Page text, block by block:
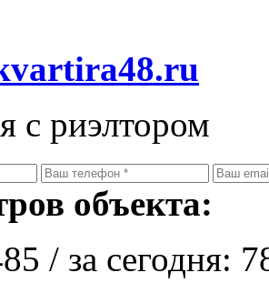
с риэлтором
объекта:
/ за сегодня: